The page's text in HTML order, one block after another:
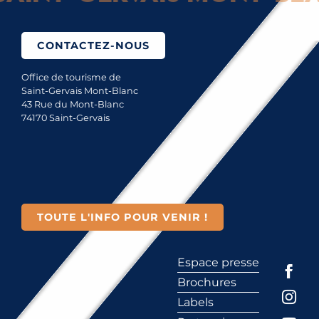
CONTACTEZ-NOUS
Office de tourisme de
Saint-Gervais Mont-Blanc
43 Rue du Mont-Blanc
74170 Saint-Gervais
TOUTE L'INFO POUR VENIR !
Espace presse
Brochures
Labels